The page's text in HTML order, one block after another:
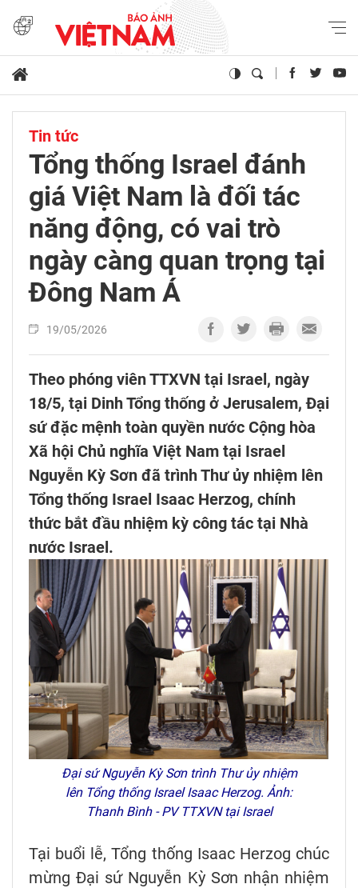
Tin tức
Tổng thống Israel đánh
giá Việt Nam là đối tác
năng động, có vai trò
ngày càng quan trọng tại
Đông Nam Á
19/05/2026
Theo phóng viên TTXVN tại Israel, ngày
18/5, tại Dinh Tổng thống ở Jerusalem, Đại
sứ đặc mệnh toàn quyền nước Cộng hòa
Xã hội Chủ nghĩa Việt Nam tại Israel
Nguyễn Kỳ Sơn đã trình Thư ủy nhiệm lên
Tổng thống Israel Isaac Herzog, chính
thức bắt đầu nhiệm kỳ công tác tại Nhà
nước Israel.
Đại sứ Nguyễn Kỳ Sơn trình Thư ủy nhiệm
lên Tổng thống Israel Isaac Herzog. Ảnh:
Thanh Bình - PV TTXVN tại Israel
Tại buổi lễ, Tổng thống Isaac Herzog chúc
mừng Đại sứ Nguyễn Kỳ Sơn nhận nhiệm